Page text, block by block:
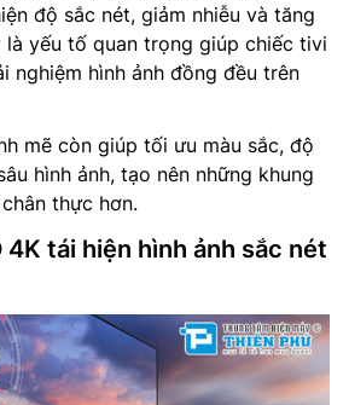
độ sắc nét, giảm nhiễu và tăng
yếu tố quan trọng giúp chiếc tivi
nghiệm hình ảnh đồng đều trên
mẽ còn giúp tối ưu màu sắc, độ
hình ảnh, tạo nên những khung
thực hơn.
4K tái hiện hình ảnh sắc nét